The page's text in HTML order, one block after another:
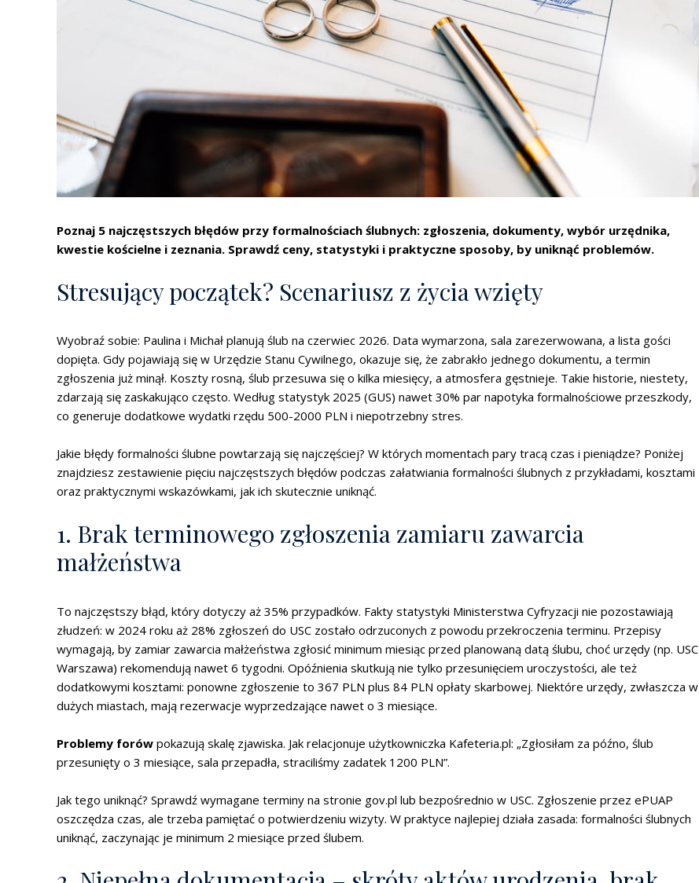
Poznaj 5 najczęstszych błędów przy formalnościach ślubnych: zgłoszenia, dokumenty, wybór urzędnika,
kwestie kościelne i zeznania. Sprawdź ceny, statystyki i praktyczne sposoby, by uniknąć problemów.
Stresujący początek? Scenariusz z życia wzięty
Wyobraź sobie: Paulina i Michał planują ślub na czerwiec 2026. Data wymarzona, sala zarezerwowana, a lista gości
dopięta. Gdy pojawiają się w Urzędzie Stanu Cywilnego, okazuje się, że zabrakło jednego dokumentu, a termin
zgłoszenia już minął. Koszty rosną, ślub przesuwa się o kilka miesięcy, a atmosfera gęstnieje. Takie historie, niestety,
zdarzają się zaskakująco często. Według statystyk 2025 (GUS) nawet 30% par napotyka formalnościowe przeszkody,
co generuje dodatkowe wydatki rzędu 500-2000 PLN i niepotrzebny stres.
Jakie błędy formalności ślubne powtarzają się najczęściej? W których momentach pary tracą czas i pieniądze? Poniżej
znajdziesz zestawienie pięciu najczęstszych błędów podczas załatwiania formalności ślubnych z przykładami, kosztami
oraz praktycznymi wskazówkami, jak ich skutecznie uniknąć.
1. Brak terminowego zgłoszenia zamiaru zawarcia
małżeństwa
To najczęstszy błąd, który dotyczy aż 35% przypadków. Fakty statystyki Ministerstwa Cyfryzacji nie pozostawiają
złudzeń: w 2024 roku aż 28% zgłoszeń do USC zostało odrzuconych z powodu przekroczenia terminu. Przepisy
wymagają, by zamiar zawarcia małżeństwa zgłosić minimum miesiąc przed planowaną datą ślubu, choć urzędy (np. USC
Warszawa) rekomendują nawet 6 tygodni. Opóźnienia skutkują nie tylko przesunięciem uroczystości, ale też
dodatkowymi kosztami: ponowne zgłoszenie to 367 PLN plus 84 PLN opłaty skarbowej. Niektóre urzędy, zwłaszcza w
dużych miastach, mają rezerwacje wyprzedzające nawet o 3 miesiące.
Problemy forów pokazują skalę zjawiska. Jak relacjonuje użytkowniczka Kafeteria.pl: „Zgłosiłam za późno, ślub
przesunięty o 3 miesiące, sala przepadła, straciliśmy zadatek 1200 PLN”.
Jak tego uniknąć? Sprawdź wymagane terminy na stronie gov.pl lub bezpośrednio w USC. Zgłoszenie przez ePUAP
oszczędza czas, ale trzeba pamiętać o potwierdzeniu wizyty. W praktyce najlepiej działa zasada: formalności ślubnych
uniknąć, zaczynając je minimum 2 miesiące przed ślubem.